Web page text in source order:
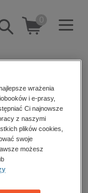
schowaj
0
wrażenia
i e-prasy,
Ci najnowsze
z naszymi
plików cookies,
swoje
możesz